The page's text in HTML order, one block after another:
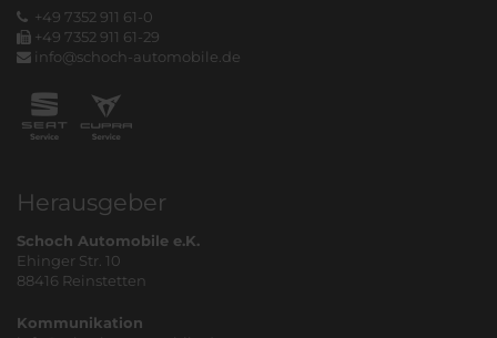
+49 7352 911 61-0
+49 7352 911 61-29
info@schoch-automobile.de
Herausgeber
Schoch Automobile e.K.
Ehinger Str. 10
88416 Reinstetten
Kommunikation